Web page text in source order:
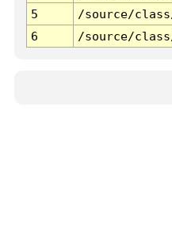
5
/source/
6
/source/